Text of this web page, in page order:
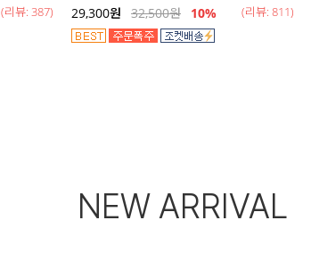
(리뷰: 387) 29,300원 32,500원 10% (리뷰: 811)
NEW ARRIVAL